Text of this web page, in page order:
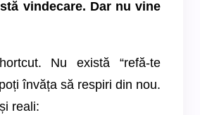
vindecare. Dar nu vine
Nu există “refă-te
învăța să respiri din nou.
reali: